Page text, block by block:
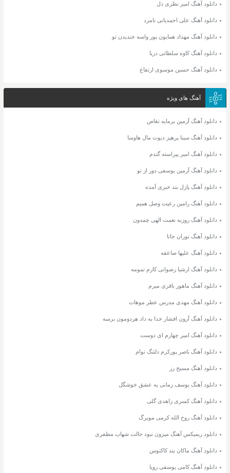
دانلود آهنگ امیر نظری دل
دانلود آهنگ علی احمدیانی نامرد
دانلود آهنگ مهداد همایون پور واسه خندیدن تو
دانلود آهنگ کاوه سلطانی دریا
دانلود آهنگ حسین موسوی ارتفاع
آهنگ های ویژه
دانلود آهنگ آرمین برمایه تقاص
دانلود آهنگ سینا پرهیز دیوت مال هاوسا
دانلود آهنگ امیر پیراسته گندم
دانلود آهنگ آرمین یوسفی دور از تو
دانلود آهنگ پازل بند خبری آمده
دانلود آهنگ رامین رعیت وصل همیم
دانلود آهنگ روزبه نعمت الهی چمدون
دانلود آهنگ نوران جانا
دانلود آهنگ علیها صاعقه
دانلود آهنگ ارشیا رضوانی کارم تمومه
دانلود آهنگ ماهور باقری میرم
دانلود آهنگ مهدی مدرس عطر موهات
دانلود آهنگ آرون افشار خدا به داد هردومون برسه
دانلود آهنگ امیر چهارم ای دوست
دانلود آهنگ ناصر پورکرم دلتنگ توام
دانلود آهنگ مسیح رز
دانلود آهنگ یوسف زمانی یه عشق خوشگل
دانلود آهنگ کسری زاهدی گلی
دانلود آهنگ روح الله کرمی مویرگ
دانلود ریمیکس آهنگ میزون نبود حالت شهاب مظفری
دانلود آهنگ ماکان بند کاکتوس
دانلود آهنگ کامی یوسفی رویا